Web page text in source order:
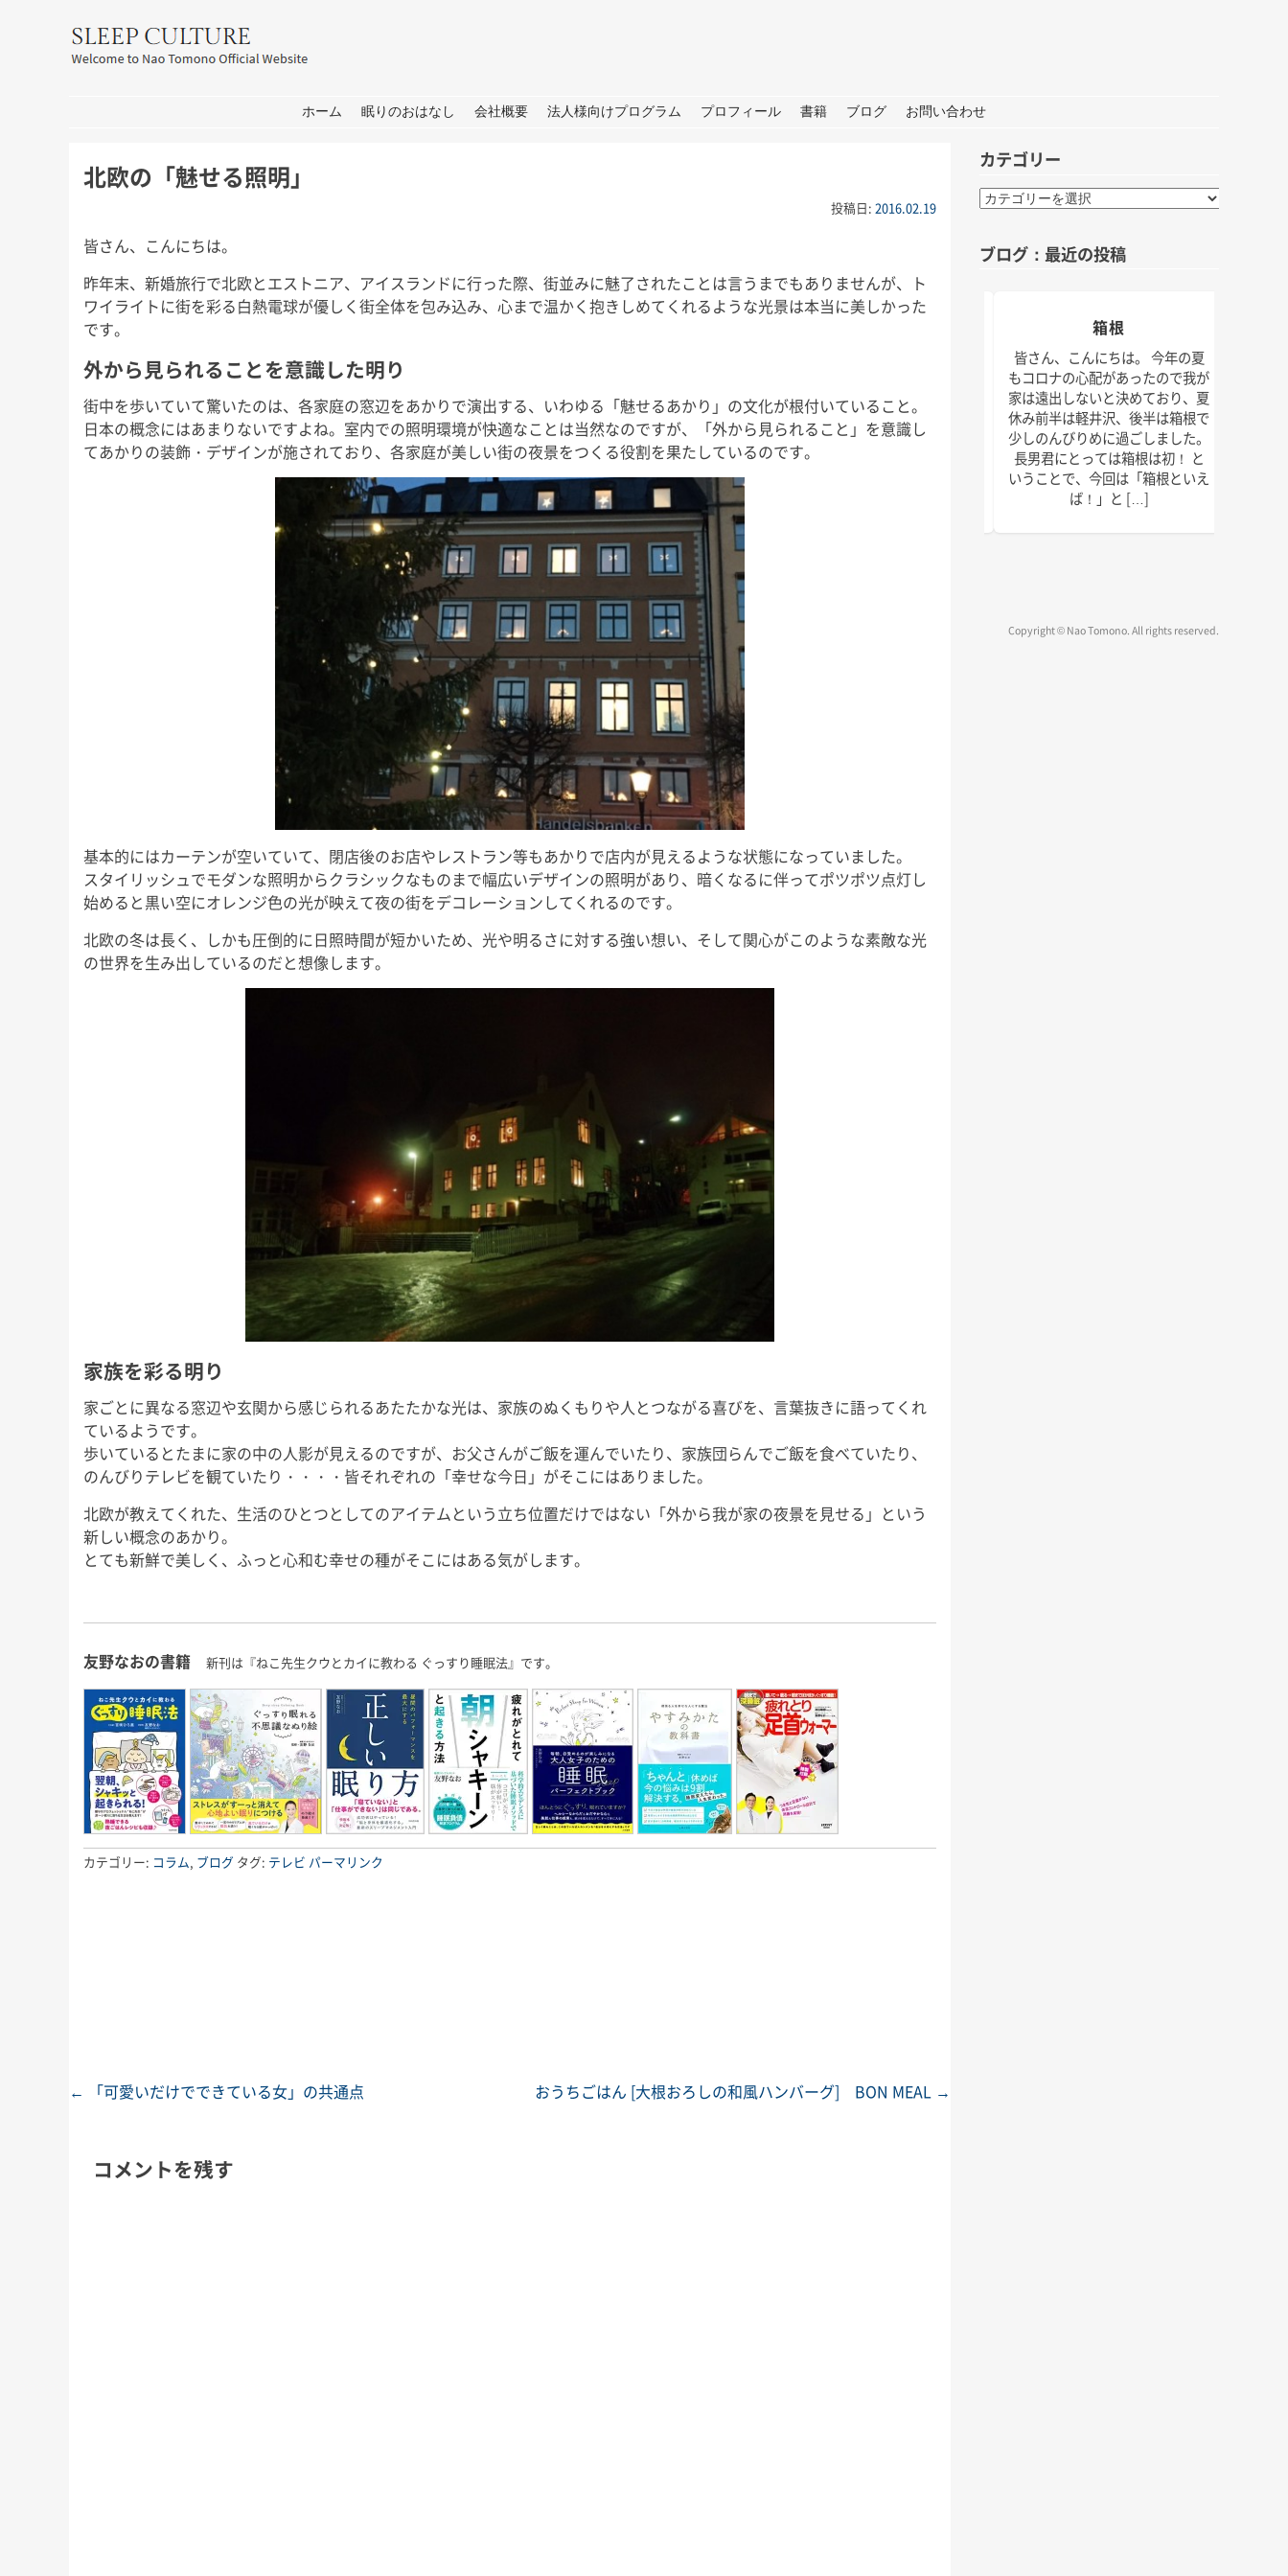
ホーム 眠りのおはなし 会社概要 法人様向けプログラム プロフィール 書籍 ブログ お問い合わせ
北欧の「魅せる照明」
投稿日: 2016.02.19
皆さん、こんにちは。
昨年末、新婚旅行で北欧とエストニア、アイスランドに行った際、街並みに魅了されたことは言うまでもありませんが、ト
ワイライトに街を彩る白熱電球が優しく街全体を包み込み、心まで温かく抱きしめてくれるような光景は本当に美しかった
です。
外から見られることを意識した明り
街中を歩いていて驚いたのは、各家庭の窓辺をあかりで演出する、いわゆる「魅せるあかり」の文化が根付いていること。
日本の概念にはあまりないですよね。室内での照明環境が快適なことは当然なのですが、「外から見られること」を意識し
てあかりの装飾・デザインが施されており、各家庭が美しい街の夜景をつくる役割を果たしているのです。
基本的にはカーテンが空いていて、閉店後のお店やレストラン等もあかりで店内が見えるような状態になっていました。
スタイリッシュでモダンな照明からクラシックなものまで幅広いデザインの照明があり、暗くなるに伴ってポツポツ点灯し
始めると黒い空にオレンジ色の光が映えて夜の街をデコレーションしてくれるのです。
北欧の冬は長く、しかも圧倒的に日照時間が短かいため、光や明るさに対する強い想い、そして関心がこのような素敵な光
の世界を生み出しているのだと想像します。
家族を彩る明り
家ごとに異なる窓辺や玄関から感じられるあたたかな光は、家族のぬくもりや人とつながる喜びを、言葉抜きに語ってくれ
ているようです。
歩いているとたまに家の中の人影が見えるのですが、お父さんがご飯を運んでいたり、家族団らんでご飯を食べていたり、
のんびりテレビを観ていたり・・・・皆それぞれの「幸せな今日」がそこにはありました。
北欧が教えてくれた、生活のひとつとしてのアイテムという立ち位置だけではない「外から我が家の夜景を見せる」という
新しい概念のあかり。
とても新鮮で美しく、ふっと心和む幸せの種がそこにはある気がします。
友野なおの書籍 新刊は『ねこ先生クウとカイに教わる ぐっすり睡眠法』です。
カテゴリー: コラム, ブログ タグ: テレビ パーマリンク
投稿ナビゲーション
← 「可愛いだけでできている女」の共通点 おうちごはん [大根おろしの和風ハンバーグ] BON MEAL →
コメントを残す
カテゴリー
カ
テ
リ
ブログ：最近の投稿
日（28日）のTBS「日曜日の初
耳学」に再び出演いたします。 3
回目の出演となりますが、今回も
季節に合った「初耳！」な睡眠知
識をお届けいたしますので、ぜひ
ご覧くださいませ。 友野なおの
書籍 […]
しいプロジェクトもいくつかスタ
ートします！ 大学院の研究活動
にもこれまで以上に本腰を入れ
て、ここから2022年の終わりま
箱根
皆さん、こんにちは。 今年の夏
もコロナの心配があったので我が
家は遠出しないと決めており、夏
休み前半は軽井沢、後半は箱根で
少しのんびりめに過ごしました。
長男君にとっては箱根は初！ と
いうことで、今回は「箱根といえ
ば！」と […]
Copyright © Nao Tomono. All rights reserved.